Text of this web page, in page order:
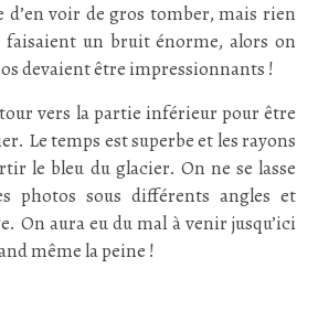
d’en voir de gros tomber, mais rien
faisaient un bruit énorme, alors on
devaient être impressionnants !
vers la partie inférieur pour être
Le temps est superbe et les rayons
le bleu du glacier. On ne se lasse
photos sous différents angles et
On aura eu du mal à venir jusqu’ici
même la peine !